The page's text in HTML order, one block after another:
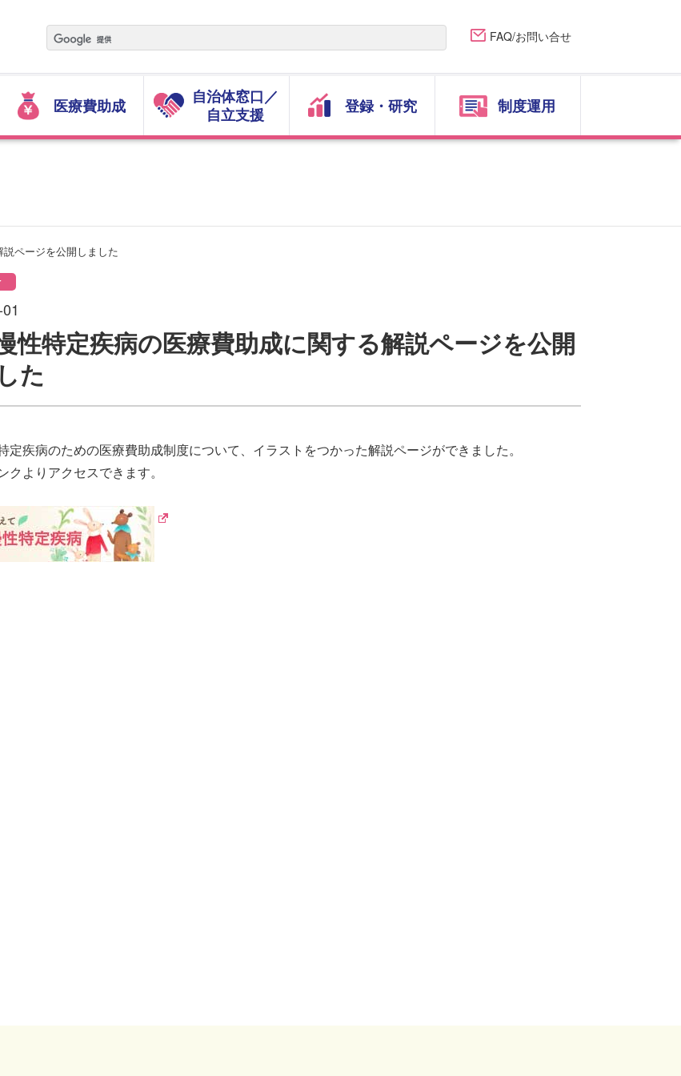
医療費助成
自治体窓口／
自立支援
登録・研究 制度運用
FAQ/お問い合せ
ページを公開しました
性特定疾病の医療費助成に関する解説ページを公開
た
定疾病のための医療費助成制度について、イラストをつかった解説ページができました。
クよりアクセスできます。